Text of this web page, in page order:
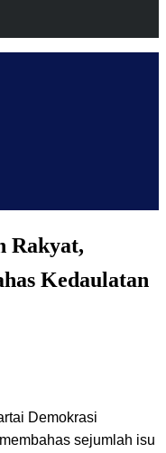
Rakyat,
Kedaulatan
Demokrasi
sejumlah isu